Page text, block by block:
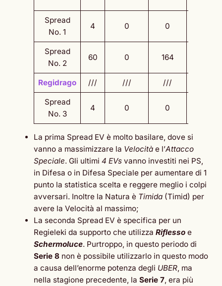
Spread
No. 1
4 0 0
Spread
No. 2
60 0 164
Regidrago /// /// ///
Spread
No. 3
4 0 0
La prima Spread EV è molto basilare, dove si
vanno a massimizzare la Velocità e l’Attacco
Speciale. Gli ultimi 4 EVs vanno investiti nei PS,
in Difesa o in Difesa Speciale per aumentare di 1
punto la statistica scelta e reggere meglio i colpi
avversari. Inoltre la Natura è Timida (Timid) per
avere la Velocità al massimo;
La seconda Spread EV è specifica per un
Regieleki da supporto che utilizza Riflesso e
Schermoluce. Purtroppo, in questo periodo di
Serie 8 non è possibile utilizzarlo in questo modo
a causa dell’enorme potenza degli UBER, ma
nella stagione precedente, la Serie 7, era più